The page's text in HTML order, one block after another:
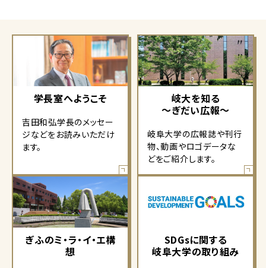
学長室へようこそ
吉田和弘学長のメッセー
ジなどをお読みいただけ
ます。
岐大を知る
～ぎだい広報～
岐阜大学の広報誌や刊行
物、動画やロゴデータな
どをご紹介します。
ぎふのミ・ラ・イ・エ構
想
SDGsに関する
岐阜大学の取り組み